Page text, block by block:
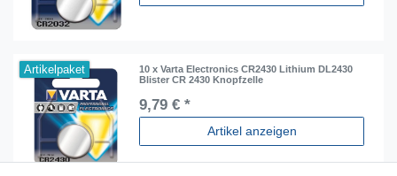
Artikelpaket
10 x Varta Electronics CR2430 Lithium DL2430
Blister CR 2430 Knopfzelle
9,79 € *
Artikel anzeigen